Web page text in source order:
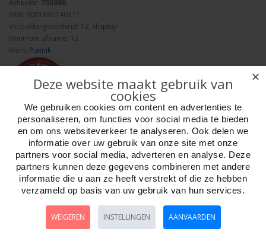
Artikelnr: 750690
EAN: 9001890140211
Verpakkingseenheid: 12, display
Minimum afname: 12
Merk: Piatnik
Aantal
Bestellen
Minimum afname:
✕
Deze website maakt gebruik van
cookies
We gebruiken cookies om content en advertenties te
personaliseren, om functies voor social media te bieden
en om ons websiteverkeer te analyseren. Ook delen we
informatie over uw gebruik van onze site met onze
partners voor social media, adverteren en analyse. Deze
partners kunnen deze gegevens combineren met andere
informatie die u aan ze heeft verstrekt of die ze hebben
verzameld op basis van uw gebruik van hun services.
WEIGEREN INSTELLINGEN AANVAARDEN